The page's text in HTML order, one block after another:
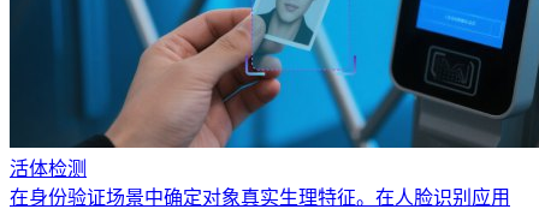
活体检测
在身份验证场景中确定对象真实生理特征。在人脸识别应用